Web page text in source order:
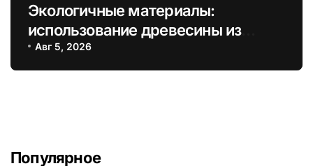
Экологичные материалы:
использование древесины из
устойчивых источников для
обрезных и необрезных изделий
Авг 5, 2026
Популярное